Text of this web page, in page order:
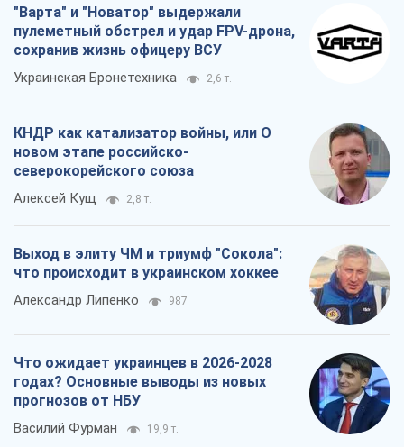
"Варта" и "Новатор" выдержали
пулеметный обстрел и удар FPV-дрона,
сохранив жизнь офицеру ВСУ
Украинская Бронетехника 2,6 т.
КНДР как катализатор войны, или О
новом этапе российско-
северокорейского союза
Алексей Кущ 2,8 т.
Выход в элиту ЧМ и триумф "Сокола":
что происходит в украинском хоккее
Александр Липенко 987
Что ожидает украинцев в 2026-2028
годах? Основные выводы из новых
прогнозов от НБУ
Василий Фурман 19,9 т.